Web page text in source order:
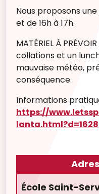
Nous proposons
et de 16h à 17h.
MATÉRIEL À
collations et un
mauvaise météo,
conséquence.
Informations
https://
lanta.html?d=1628
École Saint-